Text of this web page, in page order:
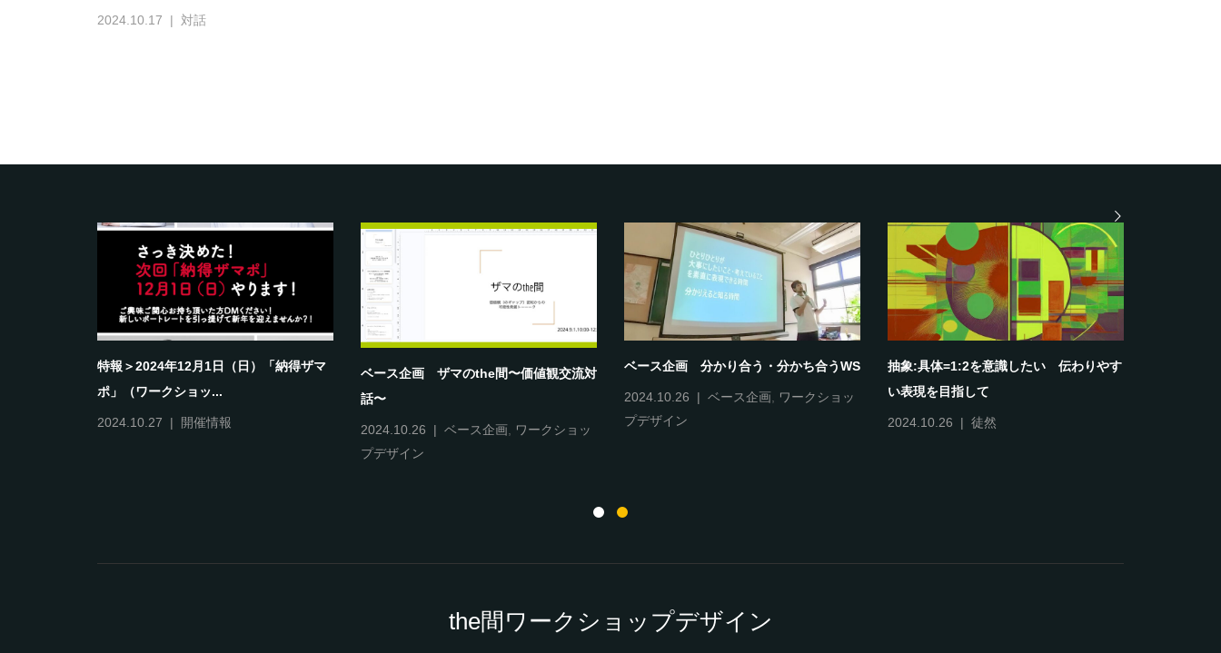
2024.10.17 対話
特報＞2024年12月1日（日）「納得ザマ
ポ」（ワークショッ...
2024.10.27 開催情報
ベース企画 ザマのthe間〜価値観交流対
話〜
2024.10.26 ベース企画,
ワークショッ
プデザイン
ベース企画 分かり合う・分かち合うWS
2024.10.26 ベース企画,
ワークショッ
プデザイン
抽象:具体=1:2を意識したい 伝わりやす
い表現を目指して
2024.10.26 徒然
the間ワークショップデザイン